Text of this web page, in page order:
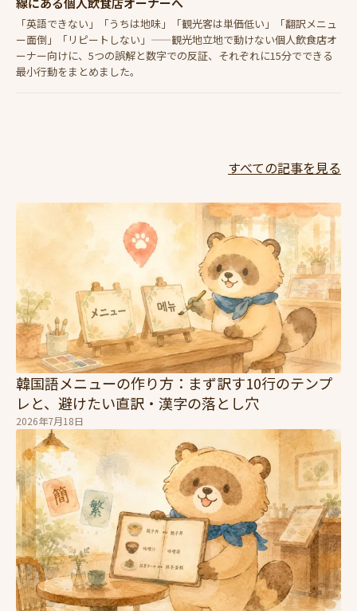
「英語できない」「うちは地味」「観光客は単価低い」「翻訳メニュ
ー面倒」「リピートしない」——観光地立地で動けない個人飲食店オ
ーナー向けに、5つの誤解と数字での反証、それぞれに15分でできる
最小行動をまとめました。
すべての記事を見る
韓国語メニューの作り方：まず訳す10行のテンプ
レと、避けたい直訳・漢字の落とし穴
2026年7月18日